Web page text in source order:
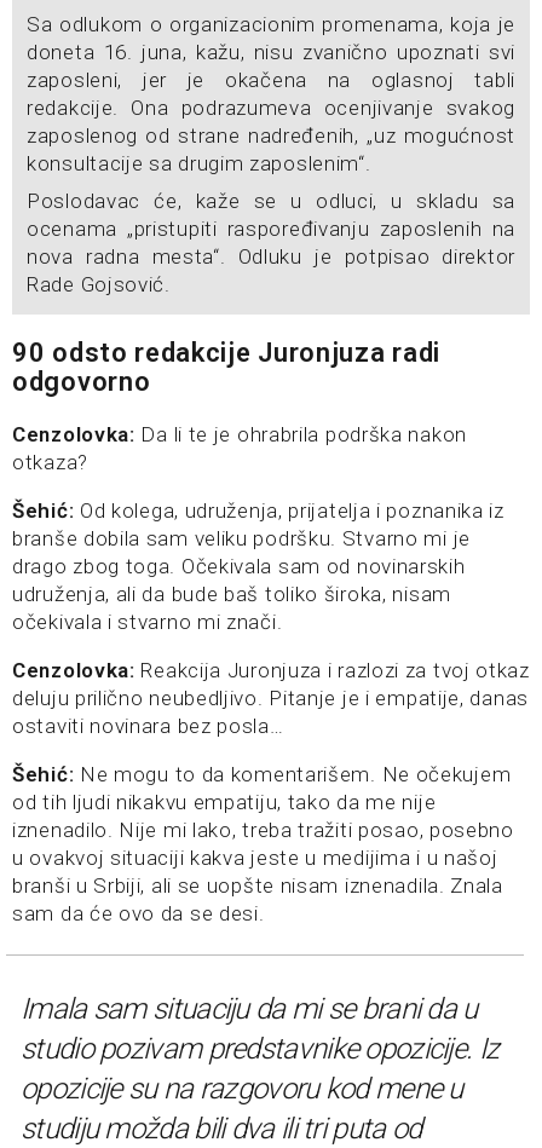
Sa odlukom o organizacionim promenama, koja je
doneta 16. juna, kažu, nisu zvanično upoznati svi
zaposleni, jer je okačena na oglasnoj tabli
redakcije. Ona podrazumeva ocenjivanje svakog
zaposlenog od strane nadređenih, „uz mogućnost
konsultacije sa drugim zaposlenim“.
Poslodavac će, kaže se u odluci, u skladu sa
ocenama „pristupiti raspoređivanju zaposlenih na
nova radna mesta“. Odluku je potpisao direktor
Rade Gojsović.
90 odsto redakcije Juronjuza radi
odgovorno
Cenzolovka: Da li te je ohrabrila podrška nakon
otkaza?
Šehić: Od kolega, udruženja, prijatelja i poznanika iz
branše dobila sam veliku podršku. Stvarno mi je
drago zbog toga. Očekivala sam od novinarskih
udruženja, ali da bude baš toliko široka, nisam
očekivala i stvarno mi znači.
Cenzolovka: Reakcija Juronjuza i razlozi za tvoj otkaz
deluju prilično neubedljivo. Pitanje je i empatije, danas
ostaviti novinara bez posla…
Šehić: Ne mogu to da komentarišem. Ne očekujem
od tih ljudi nikakvu empatiju, tako da me nije
iznenadilo. Nije mi lako, treba tražiti posao, posebno
u ovakvoj situaciji kakva jeste u medijima i u našoj
branši u Srbiji, ali se uopšte nisam iznenadila. Znala
sam da će ovo da se desi.
Imala sam situaciju da mi se brani da u
studio pozivam predstavnike opozicije. Iz
opozicije su na razgovoru kod mene u
studiju možda bili dva ili tri puta od